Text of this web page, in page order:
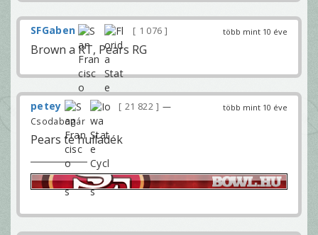
több mint 10 éve
SFGaben 1 076
Brown a RT, Pears RG
több mint 10 éve
petey 21 822
—
Csodabogár
Pears te hulladék